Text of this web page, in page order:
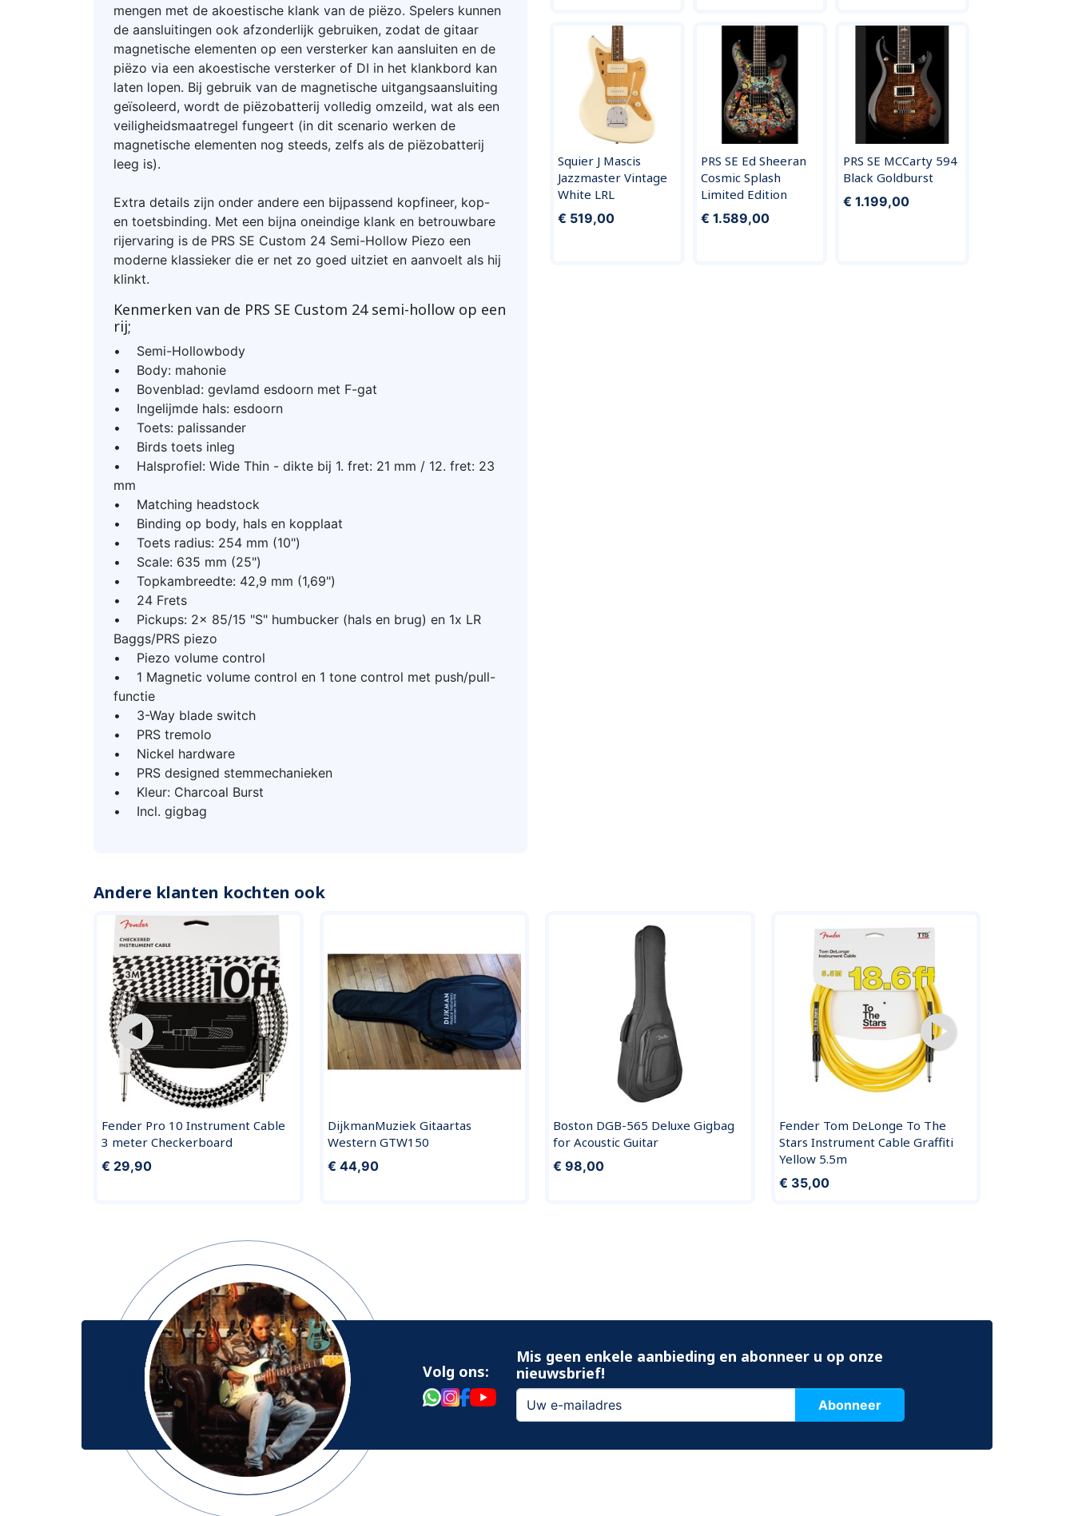
mengen met de akoestische klank van de piëzo. Spelers kunnen
de aansluitingen ook afzonderlijk gebruiken, zodat de gitaar
magnetische elementen op een versterker kan aansluiten en de
piëzo via een akoestische versterker of DI in het klankbord kan
laten lopen. Bij gebruik van de magnetische uitgangsaansluiting
geïsoleerd, wordt de piëzobatterij volledig omzeild, wat als een
veiligheidsmaatregel fungeert (in dit scenario werken de
magnetische elementen nog steeds, zelfs als de piëzobatterij
leeg is).
Extra details zijn onder andere een bijpassend kopfineer, kop-
en toetsbinding. Met een bijna oneindige klank en betrouwbare
rijervaring is de PRS SE Custom 24 Semi-Hollow Piezo een
moderne klassieker die er net zo goed uitziet en aanvoelt als hij
klinkt.
Kenmerken van de PRS SE Custom 24 semi-hollow op een
rij;
• Semi-Hollowbody
• Body: mahonie
• Bovenblad: gevlamd esdoorn met F-gat
• Ingelijmde hals: esdoorn
• Toets: palissander
• Birds toets inleg
• Halsprofiel: Wide Thin - dikte bij 1. fret: 21 mm / 12. fret: 23
mm
• Matching headstock
• Binding op body, hals en kopplaat
• Toets radius: 254 mm (10")
• Scale: 635 mm (25")
• Topkambreedte: 42,9 mm (1,69")
• 24 Frets
• Pickups: 2x 85/15 "S" humbucker (hals en brug) en 1x LR
Baggs/PRS piezo
• Piezo volume control
• 1 Magnetic volume control en 1 tone control met push/pull-
functie
• 3-Way blade switch
• PRS tremolo
• Nickel hardware
• PRS designed stemmechanieken
• Kleur: Charcoal Burst
• Incl. gigbag
Squier J Mascis
Jazzmaster Vintage
White LRL
€ 519,00
PRS SE Ed Sheeran
Cosmic Splash
Limited Edition
€ 1.589,00
PRS SE MCCarty 594
Black Goldburst
€ 1.199,00
Andere klanten kochten ook
Fender Pro 10 Instrument Cable
3 meter Checkerboard
€ 29,90
DijkmanMuziek Gitaartas
Western GTW150
€ 44,90
Boston DGB-565 Deluxe Gigbag
for Acoustic Guitar
€ 98,00
Fender Tom DeLonge To The
Stars Instrument Cable Graffiti
Yellow 5.5m
€ 35,00
Volg ons:
Mis geen enkele aanbieding en abonneer u op onze
nieuwsbrief!
Abonneer